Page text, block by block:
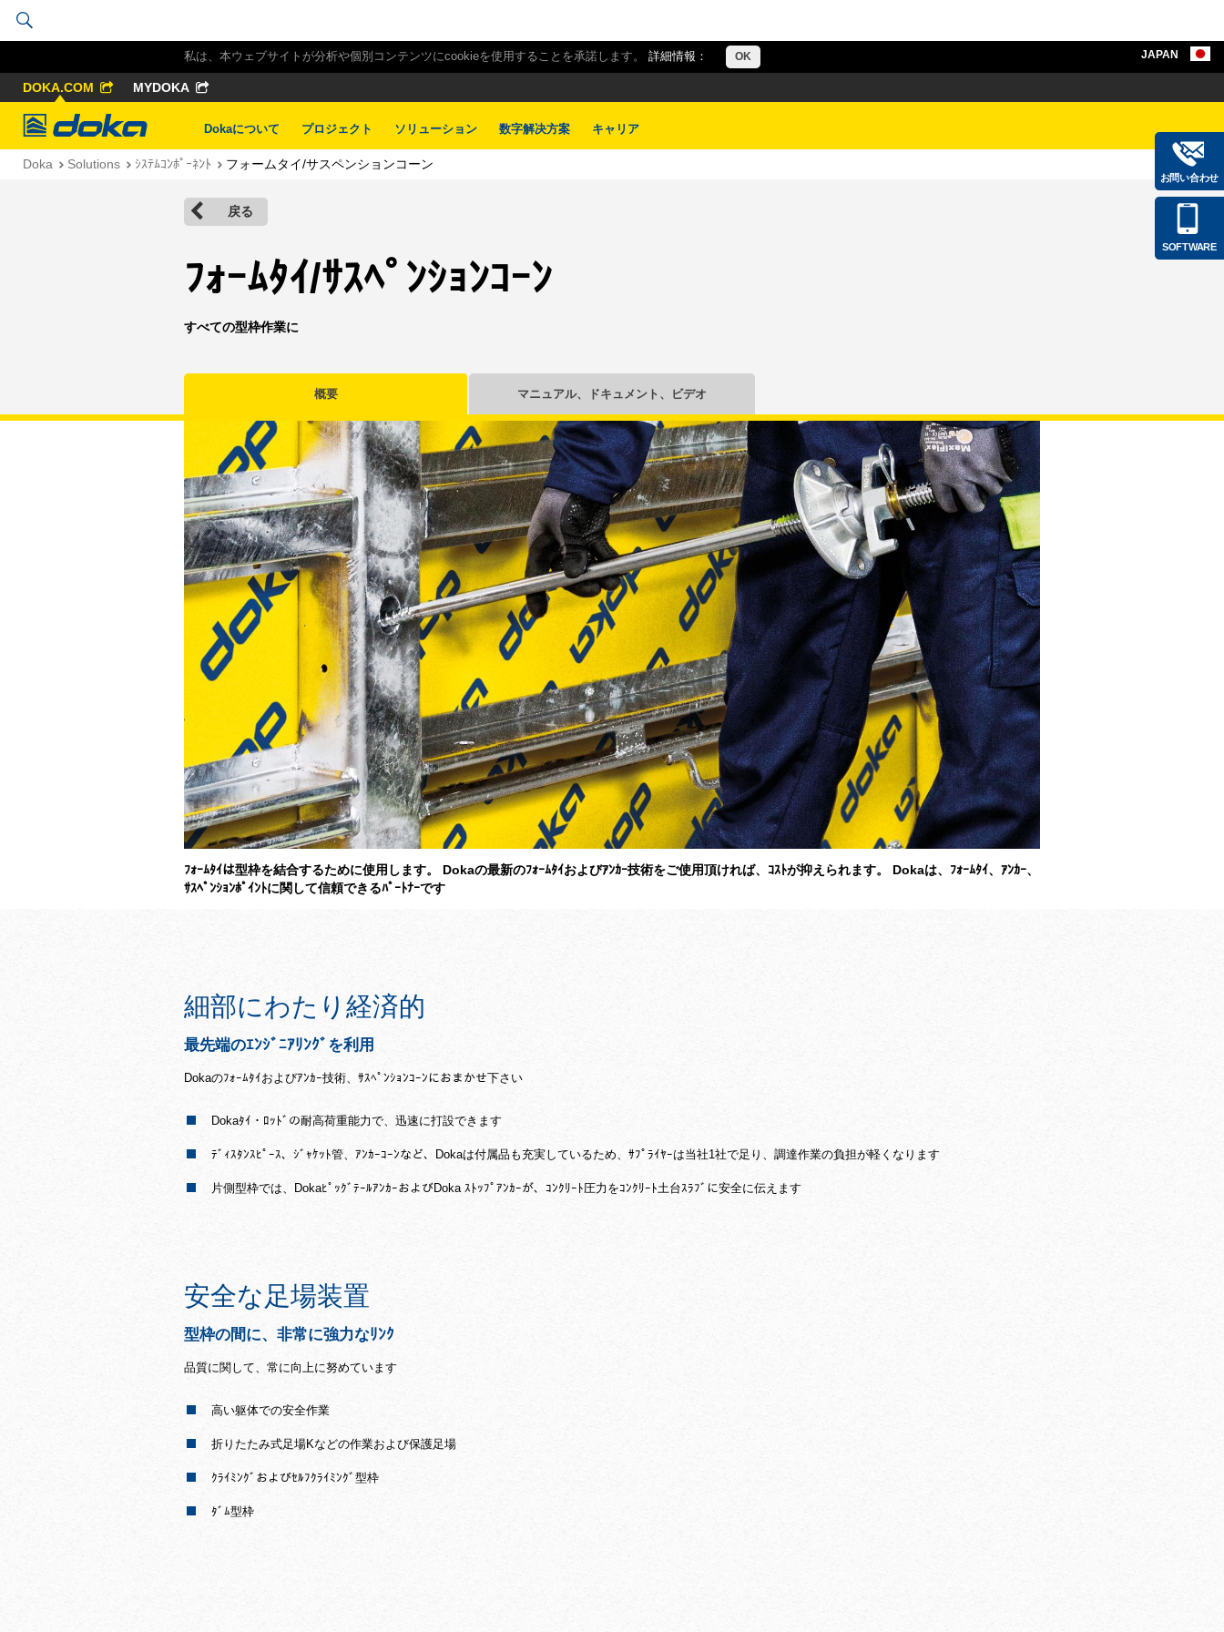
私は、本ウェブサイトが分析や個別コンテンツにcookieを使用することを承諾します。 詳細情報： OK
DOKA.COM MYDOKA
Doka
Dokaについて
プロジェクト ソリューション 数字解决方案 キャリア
お問い合わせ
SOFTWARE
JAPAN
Doka Solutions ｼｽﾃﾑｺﾝﾎﾟｰﾈﾝﾄ フォームタイ/サスペンションコーン
戻る
ﾌｫｰﾑﾀｲ/ｻｽﾍﾟﾝｼｮﾝｺｰﾝ
すべての型枠作業に
概要 マニュアル、ドキュメント、ビデオ
ﾌｫｰﾑﾀｲは型枠を結合するために使用します。 Dokaの最新のﾌｫｰﾑﾀｲおよびｱﾝｶｰ技術をご使用頂ければ、ｺｽﾄが抑えられます。 Dokaは、ﾌｫｰﾑﾀｲ、ｱﾝｶｰ、
ｻｽﾍﾟﾝｼｮﾝﾎﾟｲﾝﾄに関して信頼できるﾊﾟｰﾄﾅｰです
細部にわたり経済的
最先端のｴﾝｼﾞﾆｱﾘﾝｸﾞを利用
Dokaのﾌｫｰﾑﾀｲおよびｱﾝｶｰ技術、ｻｽﾍﾟﾝｼｮﾝｺｰﾝにおまかせ下さい
Dokaﾀｲ・ﾛｯﾄﾞの耐高荷重能力で、迅速に打設できます
ﾃﾞｨｽﾀﾝｽﾋﾟｰｽ、ｼﾞｬｹｯﾄ管、ｱﾝｶｰｺｰﾝなど、Dokaは付属品も充実しているため、ｻﾌﾟﾗｲﾔｰは当社1社で足り、調達作業の負担が軽くなります
片側型枠では、DokaﾋﾟｯｸﾞﾃｰﾙｱﾝｶｰおよびDoka ｽﾄｯﾌﾟｱﾝｶｰが、ｺﾝｸﾘｰﾄ圧力をｺﾝｸﾘｰﾄ土台ｽﾗﾌﾞに安全に伝えます
安全な足場装置
型枠の間に、非常に強力なﾘﾝｸ
品質に関して、常に向上に努めています
高い躯体での安全作業
折りたたみ式足場Kなどの作業および保護足場
ｸﾗｲﾐﾝｸﾞおよびｾﾙﾌｸﾗｲﾐﾝｸﾞ型枠
ﾀﾞﾑ型枠